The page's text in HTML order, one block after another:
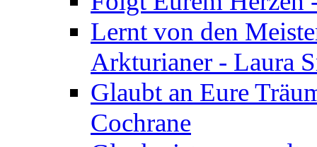
Lernt von den
Arkturianer - Laura
Glaubt an Eure
Cochrane